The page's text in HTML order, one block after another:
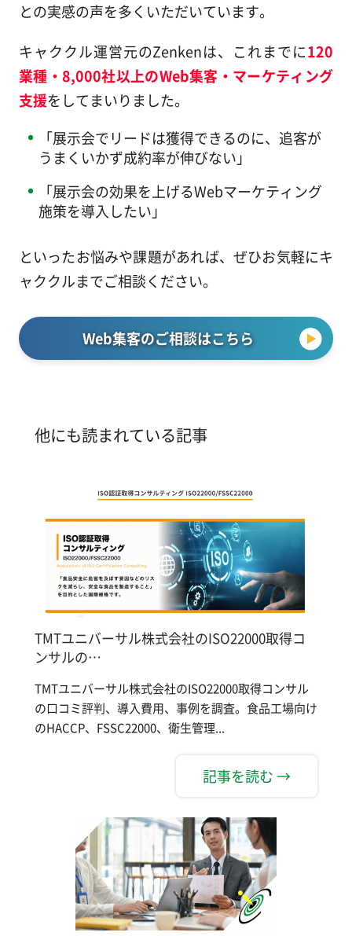
との実感の声を多くいただいています。
キャククル運営元のZenkenは、これまでに120
業種・8,000社以上のWeb集客・マーケティング
支援をしてまいりました。
「展示会でリードは獲得できるのに、追客が
うまくいかず成約率が伸びない」
「展示会の効果を上げるWebマーケティング
施策を導入したい」
といったお悩みや課題があれば、ぜひお気軽にキ
ャククルまでご相談ください。
Web集客のご相談はこちら
他にも読まれている記事
TMTユニバーサル株式会社のISO22000取得コ
ンサルの…
TMTユニバーサル株式会社のISO22000取得コンサル
の口コミ評判、導入費用、事例を調査。食品工場向け
のHACCP、FSSC22000、衛生管理...
記事を読む →